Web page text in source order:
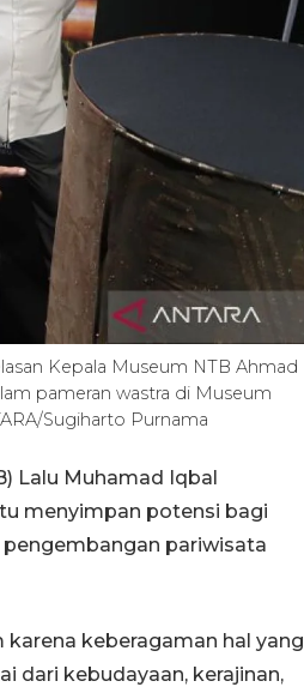
Kepala Museum NTB Ahmad
pameran wastra di Museum
Sugiharto Purnama
Lalu Muhamad Iqbal
menyimpan potensi bagi
pariwisata
keberagaman hal yang
dari kebudayaan, kerajinan,